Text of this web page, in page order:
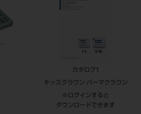
カタログ1
キッズクラウン パーマクラウン
※ログインすると
ダウンロードできます